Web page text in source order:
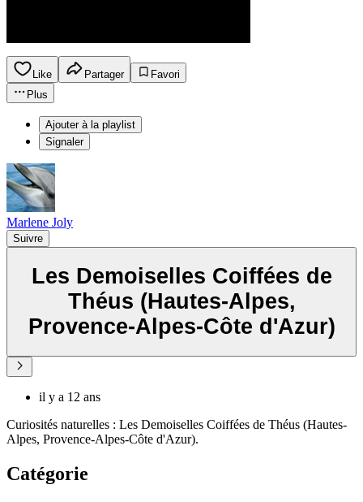
Like Partager
Favori
Plus
Ajouter à la playlist
Signaler
Marlene Joly
Suivre
Les Demoiselles Coiffées de
Théus (Hautes-Alpes,
Provence-Alpes-Côte d'Azur)
il y a 12 ans
Curiosités naturelles : Les Demoiselles Coiffées de Théus (Hautes-
Alpes, Provence-Alpes-Côte d'Azur).
Catégorie